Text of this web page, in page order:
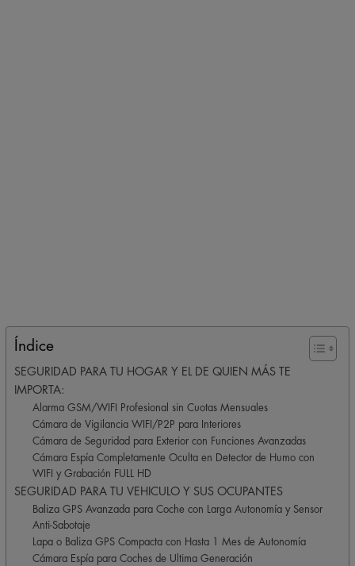
Índice
IMPORTA:
Alarma GSM/WIFI Profesional sin Cuotas Mensuales
Cámara de Vigilancia WIFI/P2P para Interiores
Cámara de Seguridad para Exterior con Funciones Avanzadas
Cámara Espía Completamente Oculta en Detector de Humo con
WIFI y Grabación FULL HD
SEGURIDAD PARA TU VEHICULO Y SUS OCUPANTES
Baliza GPS Avanzada para Coche con Larga Autonomía y Sensor
Anti-Sabotaje
Lapa o Baliza GPS Compacta con Hasta 1 Mes de Autonomía
Cámara Espía para Coches de Ultima Generación
(VEHÍCULO PROFESIONAL) Cámara de Seguridad 4G Inalámbrica